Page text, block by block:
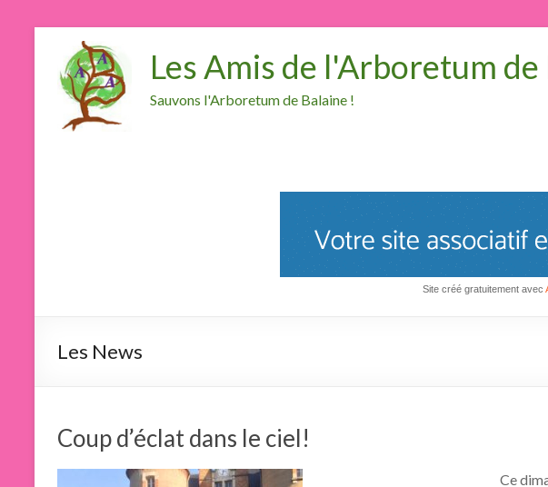
Les Amis de l'Arboretum
Sauvons l'Arboretum de Balaine !
Site créé gratuitement avec
Les News
Coup d’éclat dans le ciel!
Ce